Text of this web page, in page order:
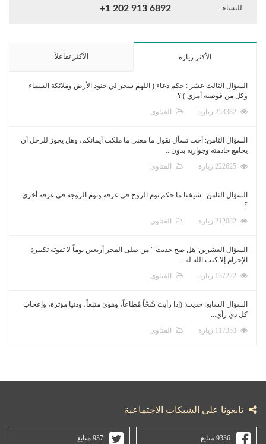
للنساء: +1 202 913 6892
الأكثر زيارة الأكثر تفاعلاً
السؤال الثالث عشر : حكم دعاء ( اللهم سخر لي جنود الأرض وملائكة السماء
وكل من فوضته أمري ) ؟
الفتاوى
السؤال الثامن: أخت تسأل تقول ما معنى ما ملكت أيمانكم، وهل يجوز للرجل أن
يجامع خادمته وجواريه بدون...
الفتاوى
السؤال الثامن : شيخنا ما حكم نوم الزوج في غرفة ونوم الزوجة في غرفة أخرى
؟
الفتاوى
السؤال العشرين: هل صح حديث " من صلى الفجر أربعين يوماً لا تفوته تكبيرة
الإحرام إلا كتب الله له...
الفتاوى
السؤال السابع: حديث: (إذا رأيتَ شُحّاً مُطاعاً، وهوىً متبَعاً، ودنيا مؤثرة، وإعجابَ
كل ذي رأي...
الفتاوى
تابعونا على الشبكات الاجتماعية
9336 متابع 937 متابع